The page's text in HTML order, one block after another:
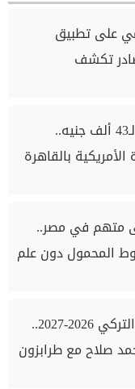
على تطبيق
تكشف
رواتب شهرية تتخطى الـ43 ألف جنيه..
بالقاهرة
متهم في مصر..
المحمول دون علم
القنوات الناقلة للدوري التركي 2026-2027..
صلاح مع طرابزون